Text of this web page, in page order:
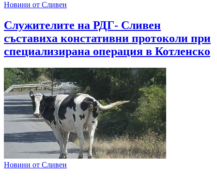
Новини от Сливен
Служителите на РДГ- Сливен
съставиха констативни протоколи при
специализирана операция в Котленско
Новини от Сливен